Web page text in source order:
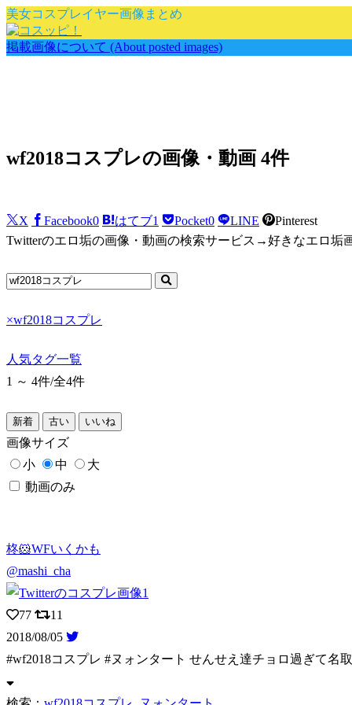
美女コスプレイヤー画像まとめ
掲載画像について (About posted images)
wf2018コスプレの画像・動画 4件
X Facebook0 はてブ1 Pocket0 LINE
Pinterest
Twitterのエロ垢の画像・動画の検索サービス→好きなエロ垢
×wf2018コスプレ
人気タグ一覧
1 ～ 4件/全4件
新着 古い いいね
画像サイズ
小
中
大
動画のみ
柊🐹WFいくかも
@mashi_cha
77
11
2018/08/05
#wf2018コスプレ #ヌォンタート せんせえ達チョロ過ぎて名